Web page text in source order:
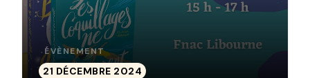
ÉVÈNEMENT
21 DÉCEMBRE 2024